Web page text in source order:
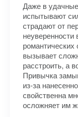
Даже в
испытывают
страдают от
романтических
вызывает
расстроить, а
Привычка
из-за
свойственна
осложняет им